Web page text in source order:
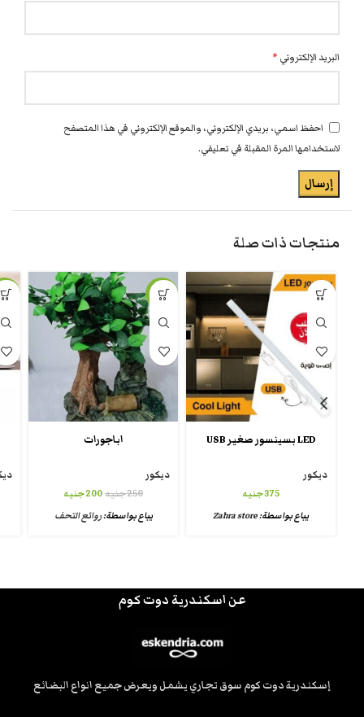
البريد الإلكتروني *
احفظ اسمي، بريدي الإلكتروني، والموقع الإلكتروني في هذا المتصفح
لاستخدامها المرة المقبلة في تعليقي.
منتجات ذات صلة
LED بسينسور صغير USB
ديكور
375جنيه
يباع بواسطة:Zahra store
-20%
اباجورات
ديكور
250جنيه200جنيه
يباع بواسطة:روائع التحف
عن اسكندرية دوت كوم
إسكندرية دوت كوم سوق تجاري يشمل ويعرض جميع انواع البضائع